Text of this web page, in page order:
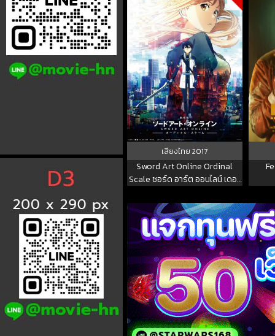
เสียงไทย2017
Sword Art Online Ordinal
Scale ซอร์ด อาร์ต ออนไลน์ เดอะ